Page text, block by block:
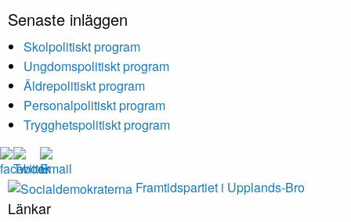
Senaste inläggen
Skolpolitiskt program
Ungdomspolitiskt program
Äldrepolitiskt program
Personalpolitiskt program
Trygghetspolitiskt program
Framtidspartiet i Upplands-Bro
Länkar